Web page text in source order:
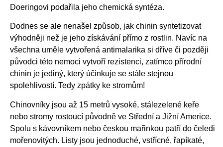
Doeringovi podařila jeho chemická syntéza.
Dodnes se ale nenašel způsob, jak chinin syntetizovat
výhodněji než je jeho získávání přímo z rostlin. Navíc na
všechna uměle vytvořená antimalarika si dříve či později
původci této nemoci vytvoří rezistenci, zatímco přírodní
chinin je jediný, který účinkuje se stále stejnou
spolehlivostí. Tedy zpátky ke stromům!
Chinovníky jsou až 15 metrů vysoké, stálezelené keře
nebo stromy rostoucí původně ve Střední a Jižní Americe.
Spolu s kávovníkem nebo českou mařinkou patří do čeledi
mořenovitých. Listy jsou jednoduché, vstřícné, řapíkaté,